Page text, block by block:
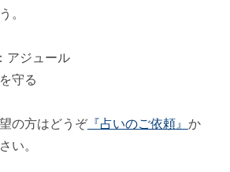
。
アジュール
守る
の方はどうぞ『占いのご依頼』 か
い。